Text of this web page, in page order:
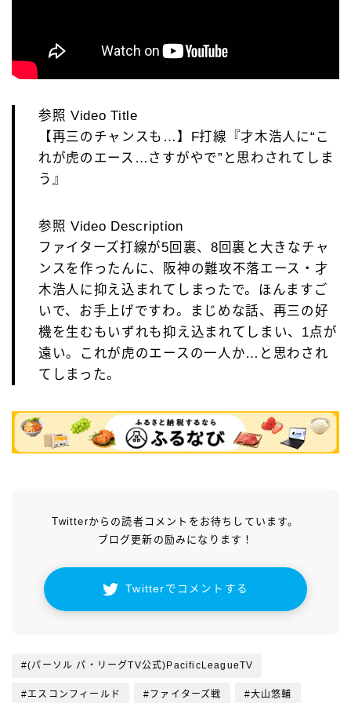
参照 Video Title
【再三のチャンスも…】F打線『才木浩人に“こ
れが虎のエース…さすがやで”と思わされてしま
う』
参照 Video Description
ファイターズ打線が5回裏、8回裏と大きなチャ
ンスを作ったんに、阪神の難攻不落エース・才
木浩人に抑え込まれてしまったで。ほんますご
いで、お手上げですわ。まじめな話、再三の好
機を生むもいずれも抑え込まれてしまい、1点が
遠い。これが虎のエースの一人か…と思わされ
てしまった。
Twitterからの読者コメントをお待ちしています。
ブログ更新の励みになります！
Twitterでコメントする
#(パーソル パ・リーグTV公式)PacificLeagueTV
#エスコンフィールド #ファイターズ戦 #大山悠輔